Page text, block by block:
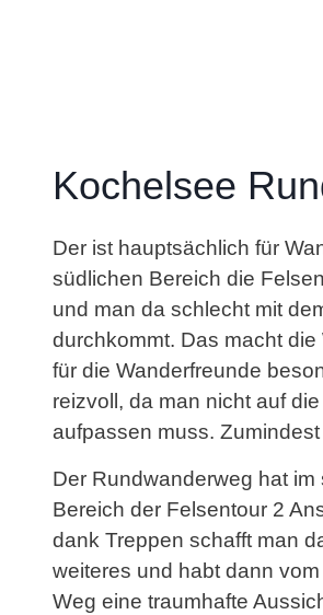
Kochelsee
Der ist hauptsächlich für
südlichen Bereich die
und man da schlecht mit
durchkommt. Das macht die
für die Wanderfreunde
reizvoll, da man nicht auf
aufpassen muss. Zumindest
Der Rundwanderweg hat im
Bereich der Felsentour 2
dank Treppen schafft man
weiteres und habt dann
Weg eine traumhafte